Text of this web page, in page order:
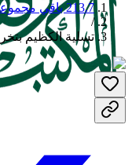
213.7 باقي مجموعات الحديث
/
تسلية الكظيم